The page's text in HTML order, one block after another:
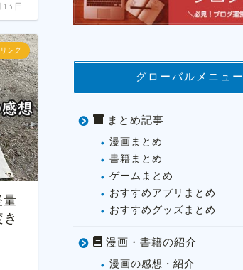
日
ング
量
グローバルメニュー
まとめ記事
漫画まとめ
書籍まとめ
ゲームまとめ
おすすめアプリまとめ
おすすめグッズまとめ
漫画・書籍の紹介
漫画の感想・紹介